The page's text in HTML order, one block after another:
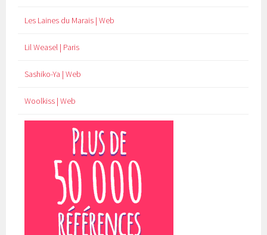
Les Laines du Marais | Web
Lil Weasel | Paris
Sashiko-Ya | Web
Woolkiss | Web